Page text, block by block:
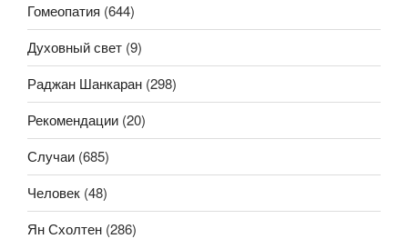
Гомеопатия (644)
Духовный свет (9)
Раджан Шанкаран (298)
Рекомендации (20)
Случаи (685)
Человек (48)
Ян Схолтен (286)